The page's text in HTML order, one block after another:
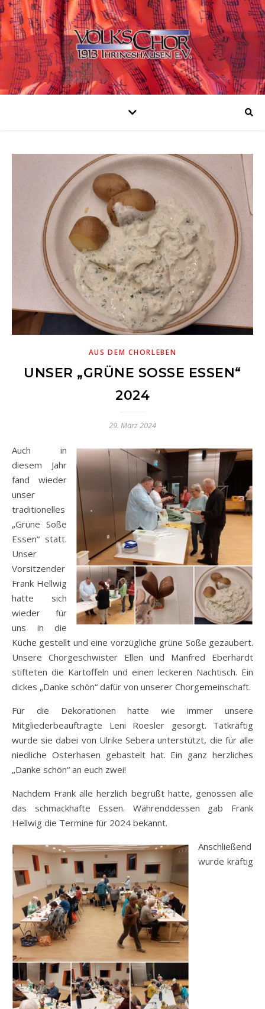
AUS DEM CHORLEBEN
UNSER „GRÜNE SOSSE ESSEN“ 2
024
29. März 2024
Auch in
diesem Jahr
fand wieder
unser
traditionelles
„Grüne Soße
Essen“ statt.
Unser
Vorsitzender
Frank Hellwig
hatte sich
wieder für
uns in die
Küche gestellt und eine vorzügliche grüne Soße gezaubert.
Unsere Chorgeschwister Ellen und Manfred Eberhardt
stifteten die Kartoffeln und einen leckeren Nachtisch. Ein
dickes „Danke schön“ dafür von unserer Chorgemeinschaft.
Für die Dekorationen hatte wie immer unsere
Mitgliederbeauftragte Leni Roesler gesorgt. Tatkräftig
wurde sie dabei von Ulrike Sebera unterstützt, die für alle
niedliche Osterhasen gebastelt hat. Ein ganz herzliches
„Danke schön“ an euch zwei!
Nachdem Frank alle herzlich begrüßt hatte, genossen alle
das schmackhafte Essen. Währenddessen gab Frank
Hellwig die Termine für 2024 bekannt.
Anschließend
wurde kräftig